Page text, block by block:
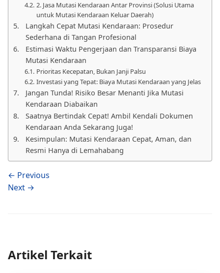
2. Jasa Mutasi Kendaraan Antar Provinsi (Solusi Utama
untuk Mutasi Kendaraan Keluar Daerah)
Langkah Cepat Mutasi Kendaraan: Prosedur
Sederhana di Tangan Profesional
Estimasi Waktu Pengerjaan dan Transparansi Biaya
Mutasi Kendaraan
Prioritas Kecepatan, Bukan Janji Palsu
Investasi yang Tepat: Biaya Mutasi Kendaraan yang Jelas
Jangan Tunda! Risiko Besar Menanti Jika Mutasi
Kendaraan Diabaikan
Saatnya Bertindak Cepat! Ambil Kendali Dokumen
Kendaraan Anda Sekarang Juga!
Kesimpulan: Mutasi Kendaraan Cepat, Aman, dan
Resmi Hanya di Lemahabang
← Previous
Next →
Artikel Terkait